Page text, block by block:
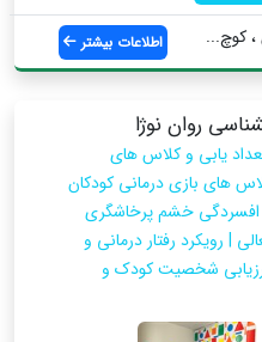
، کوچ... اطلاعات بیشتر
روان نوژا
یابی و کلاس های
های بازی درمانی کودکان
افسردگی خشم پرخاشگری
| رویکرد رفتار درمانی و
شخصیت کودک و